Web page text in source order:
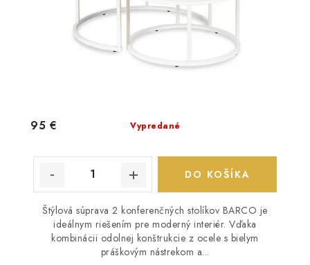
Vypredané
95 €
DO KOŠÍKA
Štýlová súprava 2 konferenčných stolíkov BARCO je
ideálnym riešením pre moderný interiér. Vďaka
kombinácii odolnej konštrukcie z ocele s bielym
práškovým nástrekom a...